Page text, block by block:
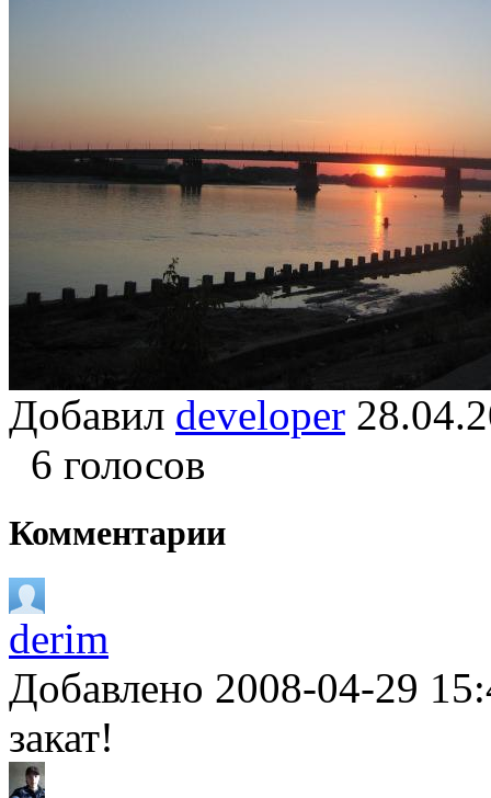
Добавил developer
6 голосов
Комментарии
derim
Добавлено 2008-04-29
закат!